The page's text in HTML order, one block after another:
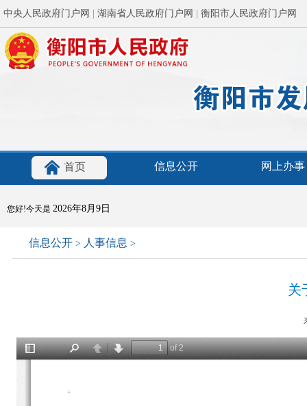
中央人民政府门户网 湖南省人民政府门户网 衡阳市人民政府门户网
首页 信息公开 网上办事
您好!今天是 2026年8月9日
信息公开 > 人事信息 >
关